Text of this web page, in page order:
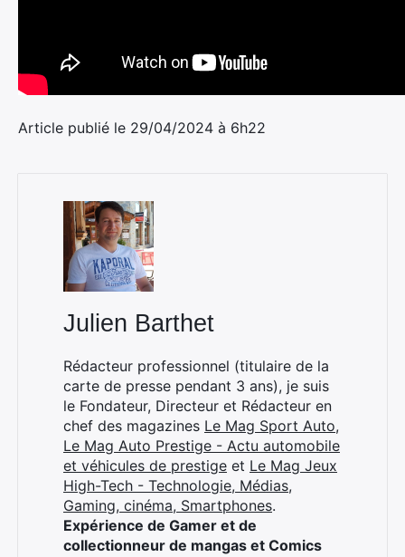
Article publié le 29/04/2024 à 6h22
Julien Barthet
Rédacteur professionnel (titulaire de la
carte de presse pendant 3 ans), je suis
le Fondateur, Directeur et Rédacteur en
chef des magazines Le Mag Sport Auto,
Le Mag Auto Prestige - Actu automobile
et véhicules de prestige et Le Mag Jeux
High-Tech - Technologie, Médias,
Gaming, cinéma, Smartphones.
Expérience de Gamer et de
collectionneur de mangas et Comics